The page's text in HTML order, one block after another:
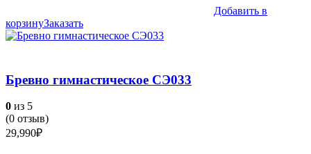
Добавить в
корзинуЗаказать
Бревно гимнастическое СЭ033
0 из 5
(0 отзыв)
29,990₽